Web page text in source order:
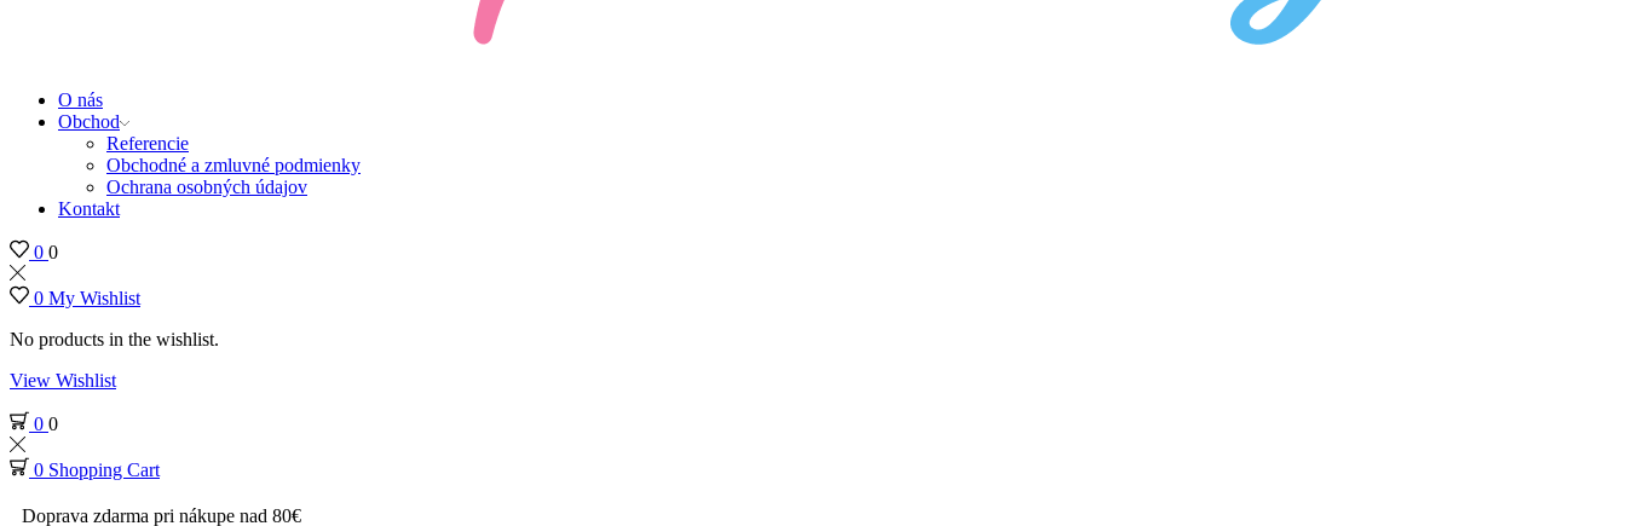
O nás
Obchod
Referencie
Obchodné a zmluvné podmienky
Ochrana osobných údajov
Kontakt
0 0
0 My Wishlist
No products in the wishlist.
View Wishlist
0 0
0 Shopping Cart
Doprava zdarma pri nákupe nad 80€